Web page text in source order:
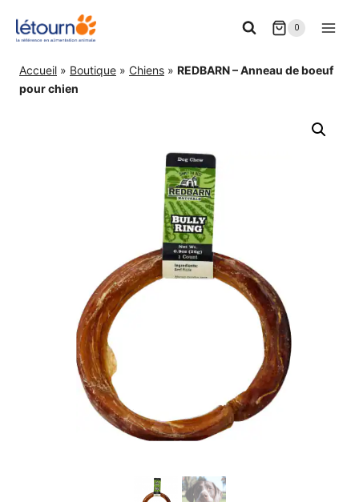
0
Accueil » Boutique » Chiens » REDBARN – Anneau de boeuf
pour chien